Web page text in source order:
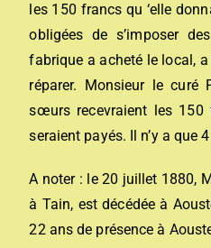
les 150 francs qu ‘elle
obligées de s’imposer
fabrique a acheté le local,
réparer. Monsieur le curé
sœurs recevraient les
seraient payés. Il n’y a que
A noter : le 20 juillet 1880,
à Tain, est décédée à
22 ans de présence à